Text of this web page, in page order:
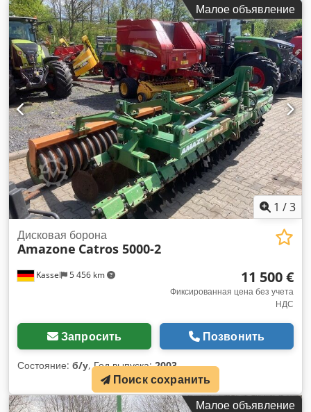
Малое объявление
1 /3
Kassel 5 456 km
Дисковая борона
Amazone Catros 5000-2
11 500 €
Фиксированная цена без учета
НДС
Запросить Позвонить
Состояние: б/у, Год выпуска:2003,
Малое объявление
Поиск сохранить